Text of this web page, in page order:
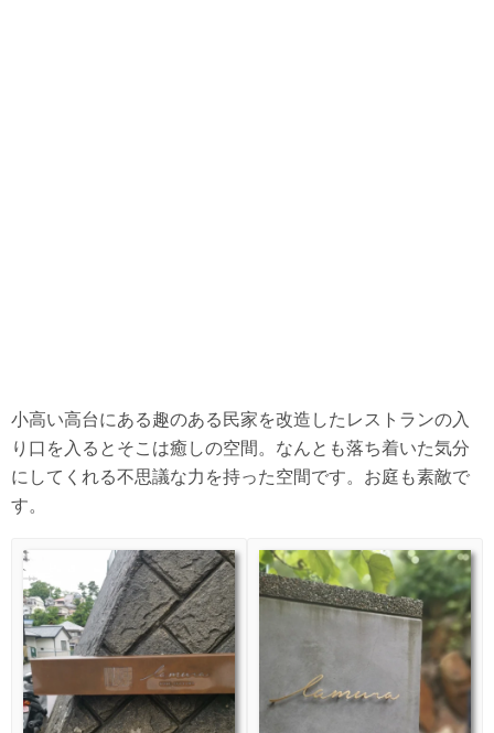
小高い高台にある趣のある民家を改造したレストランの入
り口を入るとそこは癒しの空間。なんとも落ち着いた気分
にしてくれる不思議な力を持った空間です。お庭も素敵で
す。